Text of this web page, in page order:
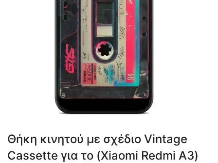
Θήκη κινητού με σχέδιο Vintage
Cassette για το (Xiaomi Redmi A3)